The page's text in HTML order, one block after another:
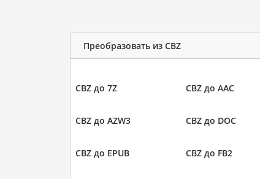
Преобразовать из CBZ
CBZ до 7Z CBZ до AAC
CBZ до AZW3 CBZ до DOC
CBZ до EPUB CBZ до FB2